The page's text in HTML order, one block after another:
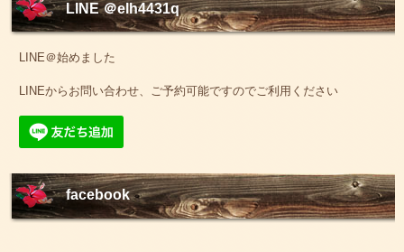
LINE ＠elh4431q
LINE＠始めました
LINEからお問い合わせ、ご予約可能ですのでご利用ください
facebook